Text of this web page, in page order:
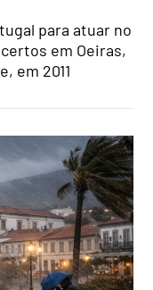
para atuar no
em Oeiras,
em 2011